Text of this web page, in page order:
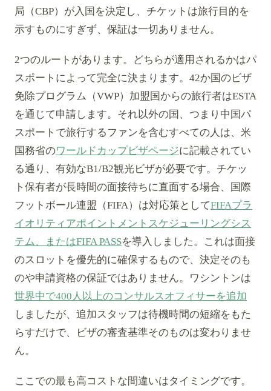
局（CBP）が入国を決定し、チケットは旅行目的を
示すものにすぎず、保証は一切ありません。
2つのルートがあります。どちらが適用されるかはパ
スポートによって完全に決まります。42か国のビザ
免除プログラム（VWP）加盟国からの旅行者はESTA
を通じて申請します。それ以外の国、つまり中国パ
スポートで旅行するファンを含むすべての人は、米
国務省のワールドカップビザページに記載されてい
る通り、有効なB1/B2観光ビザが必要です。チケッ
ト保有者が長時間の面接待ちに直面する場合、国際
フットボール連盟（FIFA）は対応策としてFIFAプラ
イオリティアポイントメントスケジューリングシス
テム、またはFIFA PASSを導入しました。これは面接
のスロットを優先的に確保するもので、決定そのも
のや申請資格の保証ではありません。ワシントンは
世界中で400人以上のコンサルスオフィサーを追加
しましたが、追加スタッフは待機時間の短縮をもた
らすだけで、ビザの審査基準そのものは変わりませ
ん。
ここでの最も高コストな間違いはタイミングです。